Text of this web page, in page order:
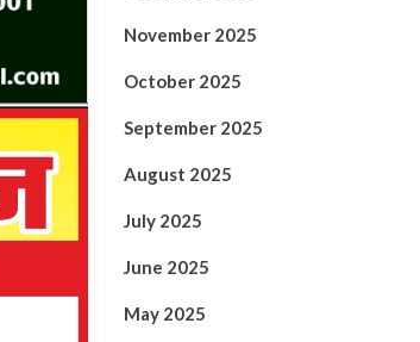
November 2025
October 2025
September 2025
August 2025
July 2025
June 2025
May 2025